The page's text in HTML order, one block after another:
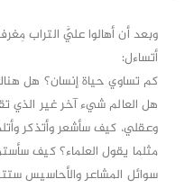
وبعد أن أهالوا عليَّ التراب
أتساءل:
كم تساوي حياة إنسان؟ هل
هل العالم شيء آخر غير الذي
وعقلي، كيف سأشعر وأتذكر
مثلما يقول العلماء؟ كيف
سوائل المشاعر والأحاسيس